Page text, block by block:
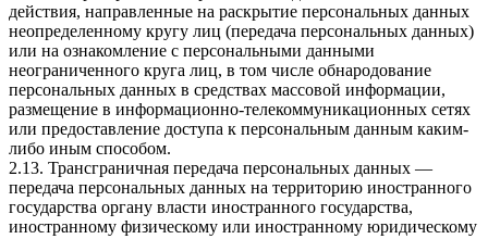
действия, направленные на раскрытие персональных данных
неопределенному кругу лиц (передача персональных данных)
или на ознакомление с персональными данными
неограниченного круга лиц, в том числе обнародование
персональных данных в средствах массовой информации,
размещение в информационно-телекоммуникационных сетях
или предоставление доступа к персональным данным каким-
либо иным способом.
2.13. Трансграничная передача персональных данных —
передача персональных данных на территорию иностранного
государства органу власти иностранного государства,
иностранному физическому или иностранному юридическому